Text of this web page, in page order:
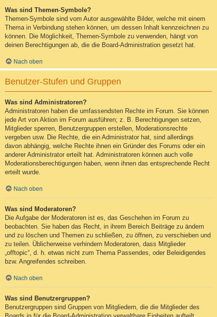
Was sind Themen-Symbole?
Themen-Symbole sind vom Autor ausgewählte Bilder, welche mit einem
Thema in Verbindung stehen können, um dessen Inhalt kennzeichnen zu
können. Die Möglichkeit, Themen-Symbole zu verwenden, hängt von
deinen Berechtigungen ab, die die Board-Administration gesetzt hat.
Nach oben
Benutzer-Stufen und Gruppen
Was sind Administratoren?
Administratoren haben die umfassendsten Rechte im Forum. Sie können
jede Art von Aktion im Forum ausführen; z. B. Berechtigungen setzen,
Mitglieder sperren, Benutzergruppen erstellen, Moderationsrechte
vergeben usw. Die Rechte, die ein Administrator hat, sind allerdings
davon abhängig, welche Rechte ihnen ein Gründer des Forums oder ein
anderer Administrator erteilt hat. Administratoren können auch volle
Moderationsberechtigungen haben, wenn ihnen das entsprechende Recht
erteilt wurde.
Nach oben
Was sind Moderatoren?
Die Aufgabe der Moderatoren ist es, das Geschehen im Forum zu
beobachten. Sie haben das Recht, in ihrem Bereich Beiträge zu ändern
und zu löschen und Themen zu schließen, zu öffnen, zu verschieben und
zu teilen. Üblicherweise verhindern Moderatoren, dass Mitglieder
„offtopic“, d. h. etwas nicht zum Thema Passendes, oder Beleidigendes
bzw. Angreifendes schreiben.
Nach oben
Was sind Benutzergruppen?
Benutzergruppen sind Gruppen von Mitgliedern, die die Mitglieder des